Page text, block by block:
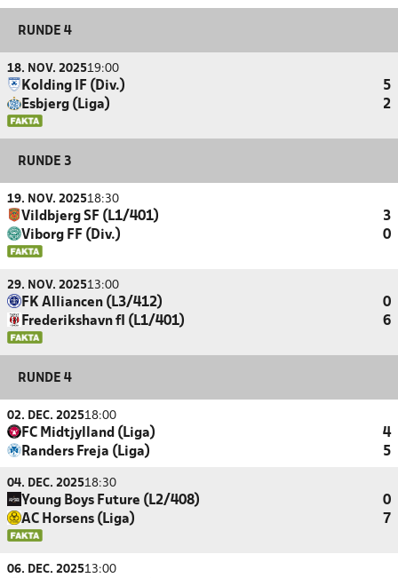
RUNDE 4
18. NOV. 202519:00
Kolding IF (Div.)
5
Esbjerg (Liga)
2
RUNDE 3
19. NOV. 202518:30
Vildbjerg SF (L1/401)
3
Viborg FF (Div.)
0
29. NOV. 202513:00
FK Alliancen (L3/412)
0
Frederikshavn fI (L1/401)
6
RUNDE 4
02. DEC. 202518:00
FC Midtjylland (Liga)
4
Randers Freja (Liga)
5
04. DEC. 202518:30
Young Boys Future (L2/408)
0
AC Horsens (Liga)
7
06. DEC. 202513:00